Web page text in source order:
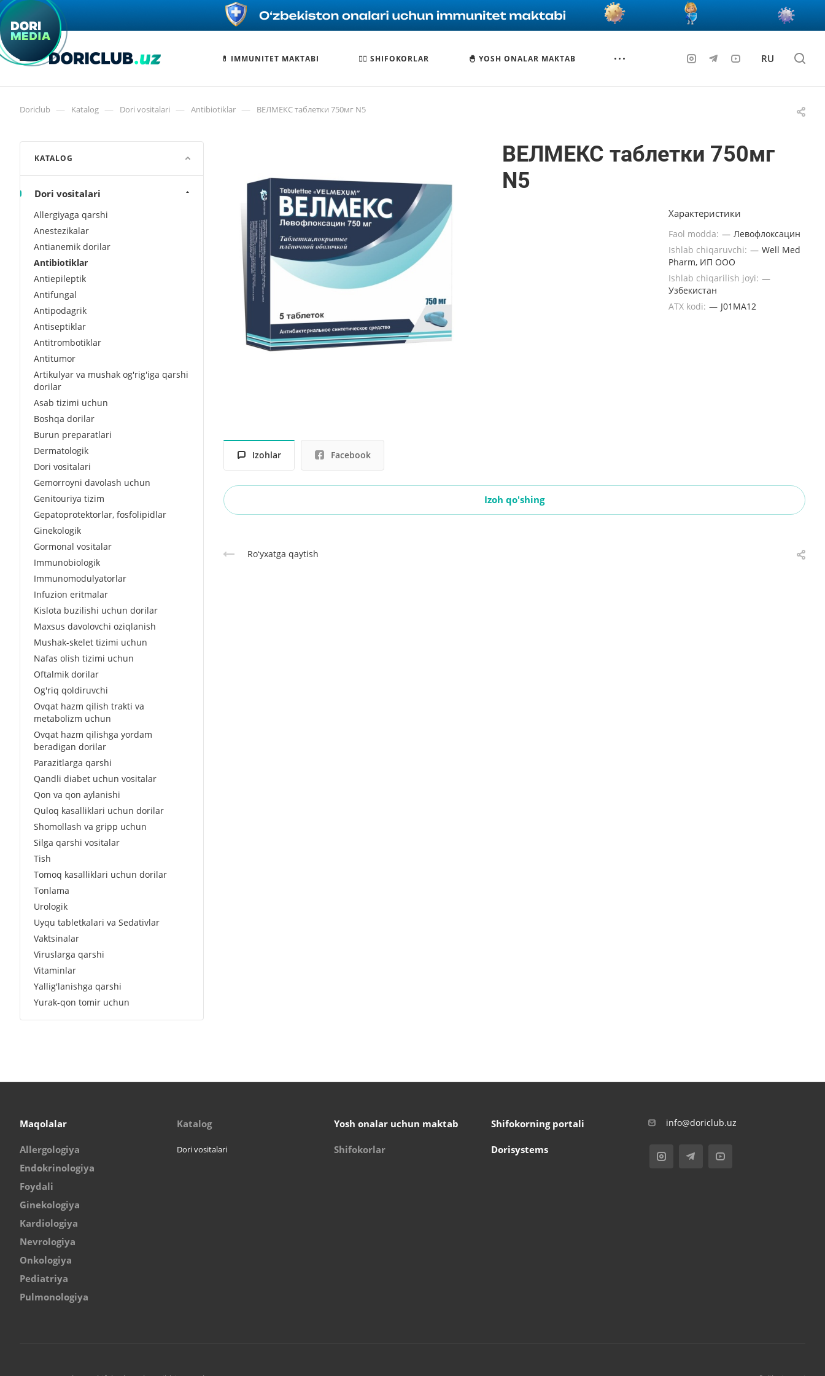
💊 IMMUNITET MAKTABI 🧑‍⚕️ SHIFOKORLAR 🐣 YOSH ONALAR MAKTAB RU
Doriclub — Katalog — Dori vositalari — Antibiotiklar — ВЕЛМЕКС таблетки 750мг N5
ВЕЛМЕКС таблетки 750мг
N5
Характеристики
Faol modda: — Левофлоксацин
Ishlab chiqaruvchi: — Well Med
Pharm, ИП ООО
Ishlab chiqarilish joyi: —
Узбекистан
ATX kodi: — J01MA12
Izohlar Facebook
Izoh qo'shing
Roʻyxatga qaytish
KATALOG
Dori vositalari
Allergiyaga qarshi
Anestezikalar
Antianemik dorilar
Antibiotiklar
Antiepileptik
Antifungal
Antipodagrik
Antiseptiklar
Antitrombotiklar
Antitumor
Artikulyar va mushak og'rig'iga qarshi
dorilar
Asab tizimi uchun
Boshqa dorilar
Burun preparatlari
Dermatologik
Dori vositalari
Gemorroyni davolash uchun
Genitouriya tizim
Gepatoprotektorlar, fosfolipidlar
Ginekologik
Gormonal vositalar
Immunobiologik
Immunomodulyatorlar
Infuzion eritmalar
Kislota buzilishi uchun dorilar
Maxsus davolovchi oziqlanish
Mushak-skelet tizimi uchun
Nafas olish tizimi uchun
Oftalmik dorilar
Og'riq qoldiruvchi
Ovqat hazm qilish trakti va
metabolizm uchun
Ovqat hazm qilishga yordam
beradigan dorilar
Parazitlarga qarshi
Qandli diabet uchun vositalar
Qon va qon aylanishi
Quloq kasalliklari uchun dorilar
Shomollash va gripp uchun
Silga qarshi vositalar
Tish
Tomoq kasalliklari uchun dorilar
Tonlama
Urologik
Uyqu tabletkalari va Sedativlar
Vaktsinalar
Viruslarga qarshi
Vitaminlar
Yallig'lanishga qarshi
Yurak-qon tomir uchun
Maqolalar
Allergologiya
Endokrinologiya
Foydali
Ginekologiya
Kardiologiya
Nevrologiya
Onkologiya
Pediatriya
Pulmonologiya
Katalog
Dori vositalari
Yosh onalar uchun maktab
Shifokorlar
Shifokorning portali
Dorisystems
info@doriclub.uz